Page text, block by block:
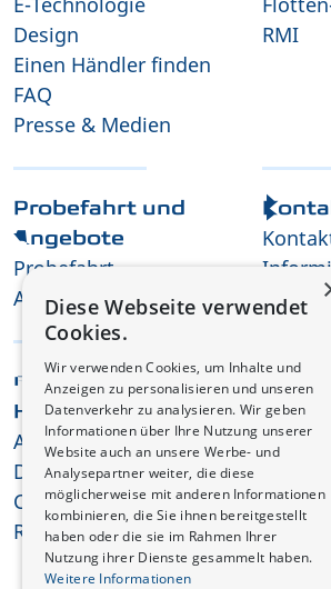
Design
Einen Händler finden
FAQ
Presse & Medien
RMI
Probefahrt und
Angebote
Probefahrt
Angebot anfordern
Rechtliche
Hinweise
AGB
Datenschutzerklärung
Cookies
REACH-Konformität
Alle
Changan
GmbH
Georg-
D-80992
Diese Webseite verwendet
Cookies.
Wir verwenden Cookies, um Inhalte und
Anzeigen zu personalisieren und unseren
Datenverkehr zu analysieren. Wir geben
Informationen über Ihre Nutzung unserer
Website auch an unsere Werbe- und
Analysepartner weiter, die diese
möglicherweise mit anderen Informationen
kombinieren, die Sie ihnen bereitgestellt
haben oder die sie im Rahmen Ihrer
Nutzung ihrer Dienste gesammelt haben.
Weitere Informationen